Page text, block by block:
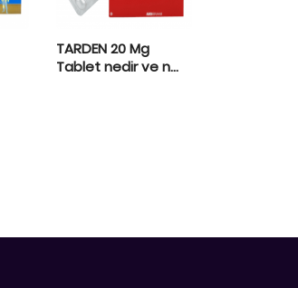
TARDEN 20 Mg
Tablet nedir ve n...